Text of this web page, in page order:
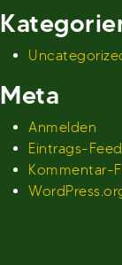
Meta
Anmelden
Eintrags-Feed
Kommentar-